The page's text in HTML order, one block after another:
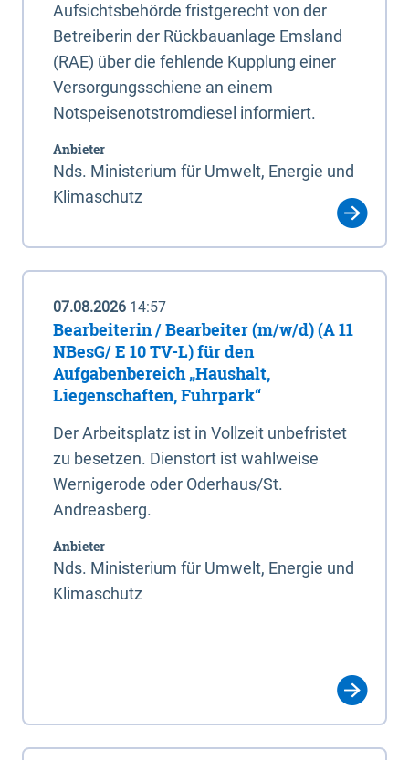
Aufsichtsbehörde fristgerecht von der
Betreiberin der Rückbauanlage Emsland
(RAE) über die fehlende Kupplung einer
Versorgungsschiene an einem
Notspeisenotstromdiesel informiert.
Anbieter
Nds. Ministerium für Umwelt, Energie und
Klimaschutz
07.08.2026 14:57
Bearbeiterin / Bearbeiter (m/w/d) (A 11
NBesG/ E 10 TV-L) für den
Aufgabenbereich „Haushalt,
Liegenschaften, Fuhrpark“
Der Arbeitsplatz ist in Vollzeit unbefristet
zu besetzen. Dienstort ist wahlweise
Wernigerode oder Oderhaus/St.
Andreasberg.
Anbieter
Nds. Ministerium für Umwelt, Energie und
Klimaschutz